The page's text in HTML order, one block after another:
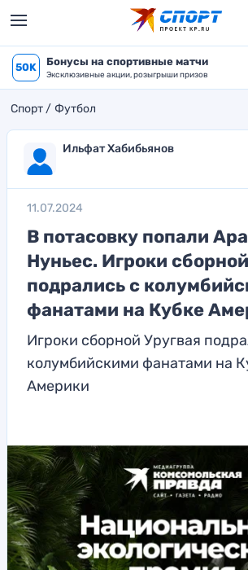
50K Бонусы на спортивные матчи
Эксклюзивные акции, розыгрыши призов
Спорт Футбол
Ильфат Хабибьянов
11.07.2024
В потасовку попали
Нуньес. Игроки
подрались с
фанатами на Кубке
Игроки сборной Уругвая
колумбийскими фанатами на
Америки